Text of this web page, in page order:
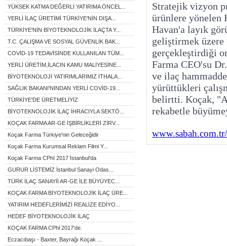
YÜKSEK KATMA DEĞERLİ YATIRIMA ÖNCEL...
YERLİ İLAÇ ÜRETİMİ TÜRKİYE'NİN DIŞA...
TÜRKİYE'NİN BİYOTEKNOLOJİK İLAÇTA Y...
T.C. ÇALIŞMA VE SOSYAL GÜVENLİK BAK...
COVİD-19 TEDAVİSİNDE KULLANILAN TÜM...
YERLİ ÜRETİM,İLACIN KAMU MALİYESİNE...
BİYOTEKNOLOJİ YATIRIMLARIMIZ İTHALA...
SAĞLIK BAKANI'NINDAN YERLİ COVİD-19...
TÜRKİYE'DE ÜRETMELİYİZ
BİYOTEKNOLOJİK İLAÇ İHRACIYLA SEKTÖ...
KOÇAK FARMA AR-GE İŞBİRLİKLERİ ZİRV...
Koçak Farma Türkiye'nin Geleceğidir
Koçak Farma Kurumsal Reklam Filmi Y...
Koçak Farma CPhI 2017 İstanbul'da
GURUR LİSTEMİZ İstanbul Sanayi Odas...
TÜRK İLAÇ SANAYİİ AR-GE İLE BÜYÜYEC...
KOÇAK FARMA BİYOTEKNOLOJİK İLAÇ ÜRE...
YATIRIM HEDEFLERİMİZİ REALİZE EDİYO...
HEDEF BİYOTEKNOLOJİK İLAÇ
KOÇAK FARMA CPhl 2017'de.
Eczacıbaşı - Baxter, Bayrağı Koçak ...
Stratejik vizyon
ürünlere yönelen
Havan'a layık
geliştirmek üzere
gerçekleştirdiği
Farma CEO'su
ve ilaç
yürüttükleri
belirtti. Koçak,
rekabetle